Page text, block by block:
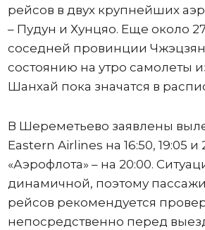
рейсов в двух крупнейших
– Пудун и Хунцяо. Еще около
соседней провинции
состоянию на утро самолеты
Шанхай пока значатся в
В Шереметьево заявлены
Eastern Airlines на 16:50, 19:05 и
«Аэрофлота» – на 20:00.
динамичной, поэтому
рейсов рекомендуется
непосредственно перед